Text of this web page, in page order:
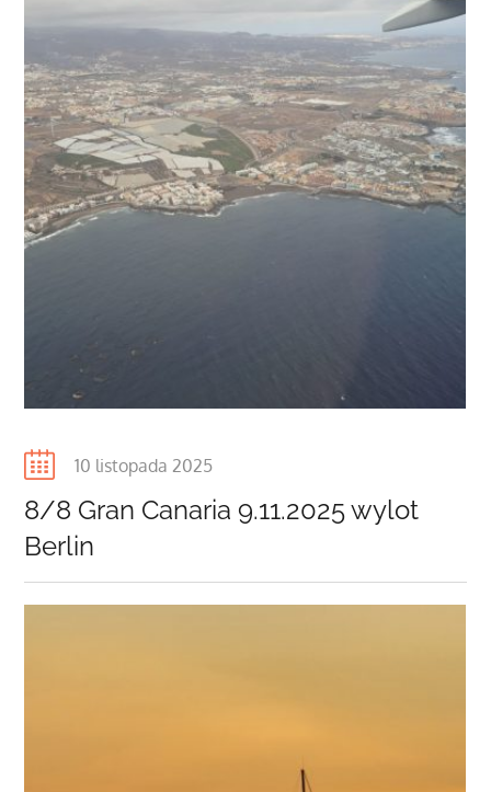
Posted
10 listopada 2025
8/8 Gran Canaria 9.11.2025 wylot
Berlin